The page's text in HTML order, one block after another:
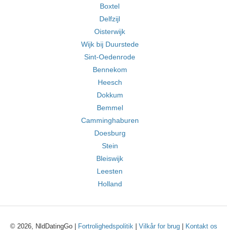
Boxtel
Delfzijl
Oisterwijk
Wijk bij Duurstede
Sint-Oedenrode
Bennekom
Heesch
Dokkum
Bemmel
Camminghaburen
Doesburg
Stein
Bleiswijk
Leesten
Holland
© 2026, NldDatingGo | Fortrolighedspolitik| Vilkår for brug| Kontakt os